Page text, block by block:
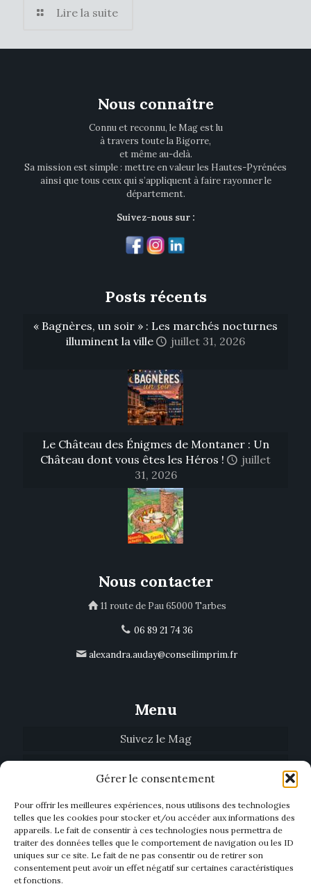
Gérer le consentement
Pour offrir les meilleures expériences, nous utilisons des technologies
telles que les cookies pour stocker et/ou accéder aux informations des
appareils. Le fait de consentir à ces technologies nous permettra de
traiter des données telles que le comportement de navigation ou les ID
uniques sur ce site. Le fait de ne pas consentir ou de retirer son
consentement peut avoir un effet négatif sur certaines caractéristiques
et fonctions.
Lire la suite
Nous connaître
Connu et reconnu, le Mag est lu
à travers toute la Bigorre,
et même au-delà.
Sa mission est simple : mettre en valeur les Hautes-Pyrénées
ainsi que tous ceux qui s’appliquent à faire rayonner le
département.
Suivez-nous sur :
Posts récents
« Bagnères, un soir » : Les marchés nocturnes
illuminent la ville
juillet 31, 2026
Le Château des Énigmes de Montaner : Un
Château dont vous êtes les Héros !
juillet
31, 2026
Nous contacter
11 route de Pau 65000 Tarbes
06 89 21 74 36
alexandra.auday@conseilimprim.fr
Menu
Suivez le Mag
Biblio’Mag
Nous contacter
Devenir annonceur